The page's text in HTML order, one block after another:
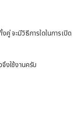
จะมีวิธีการใดในการเปิด
งใช้งานครับ